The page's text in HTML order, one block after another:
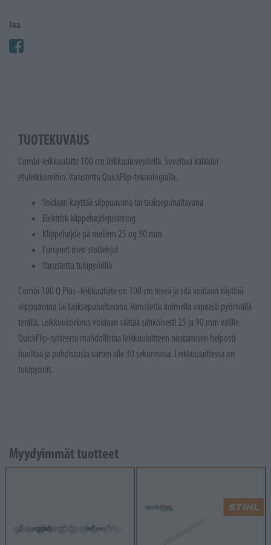
Jaa
TUOTEKUVAUS
Combi-leikkuulaite 100 cm leikkuuleveydellä. Soveltuu kaikkiin -
etuleikkureihin. Varustettu QuickFlip-teknologialla.
Voidaan käyttää silppuavana tai taaksepuhaltavana
Elektrisk klippehøjdejustering
Klippehøjde på mellem 25 og 90 mm
Forsynet med støttehjul
Varustettu tukipyörillä
Combi 100 Q Plus -leikkuulaite on 100 cm leveä ja sitä voidaan käyttää
silppuavana tai taaksepuhaltavana. Varustettu kolmella vapaasti pyörivällä
terällä. Leikkuukorkeus voidaan säätää sähköisesti 25 ja 90 mm välille.
QuickFlip-systeemi mahdollistaa leikkuulaitteen nostamisen helposti
huoltoa ja puhdistusta varten alle 30 sekunnissa. Leikkuulaittessa on
tukipyörät.
Myydyimmät tuotteet